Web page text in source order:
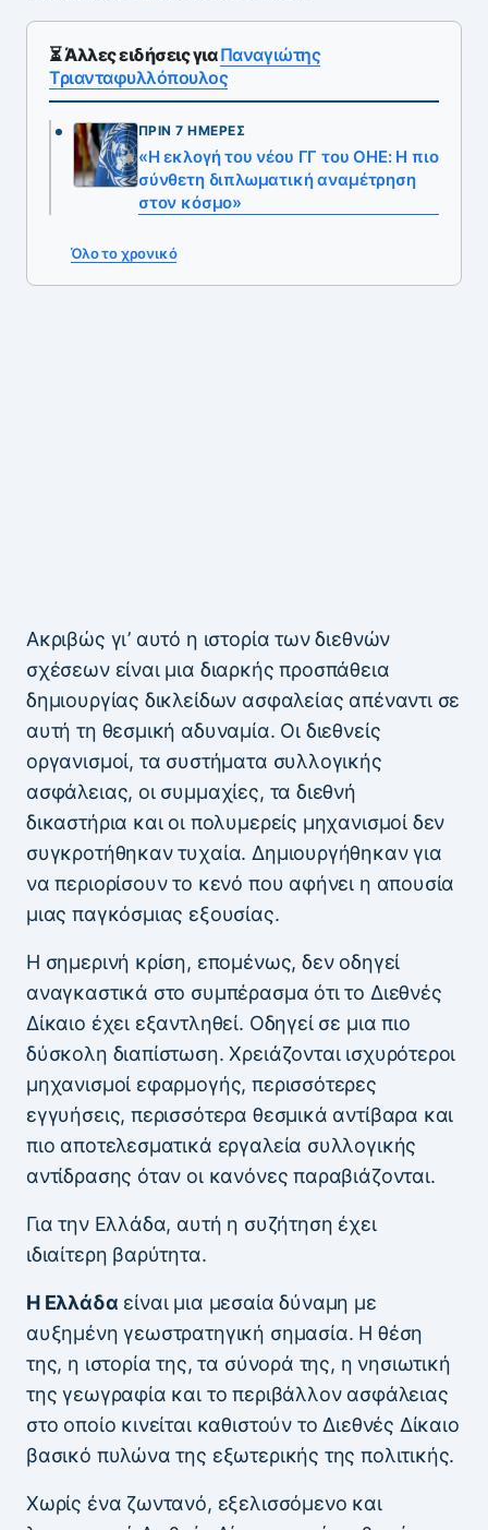
⏳ Άλλες ειδήσεις γιαΠαναγιώτης
Τριανταφυλλόπουλος
ΠΡΙΝ 7 ΗΜΈΡΕΣ
«Η εκλογή του νέου ΓΓ του ΟΗΕ: Η πιο
σύνθετη διπλωματική αναμέτρηση
στον κόσμο»
Όλο το χρονικό
Ακριβώς γι’ αυτό η ιστορία των διεθνών
σχέσεων είναι μια διαρκής προσπάθεια
δημιουργίας δικλείδων ασφαλείας απέναντι σε
αυτή τη θεσμική αδυναμία. Οι διεθνείς
οργανισμοί, τα συστήματα συλλογικής
ασφάλειας, οι συμμαχίες, τα διεθνή
δικαστήρια και οι πολυμερείς μηχανισμοί δεν
συγκροτήθηκαν τυχαία. Δημιουργήθηκαν για
να περιορίσουν το κενό που αφήνει η απουσία
μιας παγκόσμιας εξουσίας.
Η σημερινή κρίση, επομένως, δεν οδηγεί
αναγκαστικά στο συμπέρασμα ότι το Διεθνές
Δίκαιο έχει εξαντληθεί. Οδηγεί σε μια πιο
δύσκολη διαπίστωση. Χρειάζονται ισχυρότεροι
μηχανισμοί εφαρμογής, περισσότερες
εγγυήσεις, περισσότερα θεσμικά αντίβαρα και
πιο αποτελεσματικά εργαλεία συλλογικής
αντίδρασης όταν οι κανόνες παραβιάζονται.
Για την Ελλάδα, αυτή η συζήτηση έχει
ιδιαίτερη βαρύτητα.
Η Ελλάδα είναι μια μεσαία δύναμη με
αυξημένη γεωστρατηγική σημασία. Η θέση
της, η ιστορία της, τα σύνορά της, η νησιωτική
της γεωγραφία και το περιβάλλον ασφάλειας
στο οποίο κινείται καθιστούν το Διεθνές Δίκαιο
βασικό πυλώνα της εξωτερικής της πολιτικής.
Χωρίς ένα ζωντανό, εξελισσόμενο και